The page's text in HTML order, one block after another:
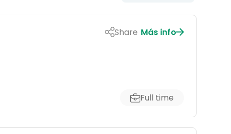
Share Más info
Full time